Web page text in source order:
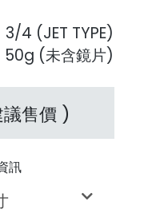
3/4 (JET TYPE)
50g (未含鏡片)
售價 )
訊